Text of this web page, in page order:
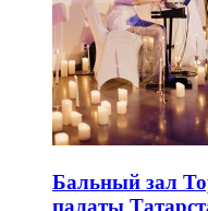
Бальный зал
палаты